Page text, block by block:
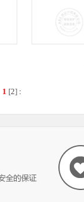
1 [2] :